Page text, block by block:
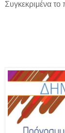
Συγκεκριμένα